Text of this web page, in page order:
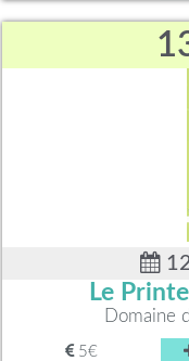
Le
Domaine
5€